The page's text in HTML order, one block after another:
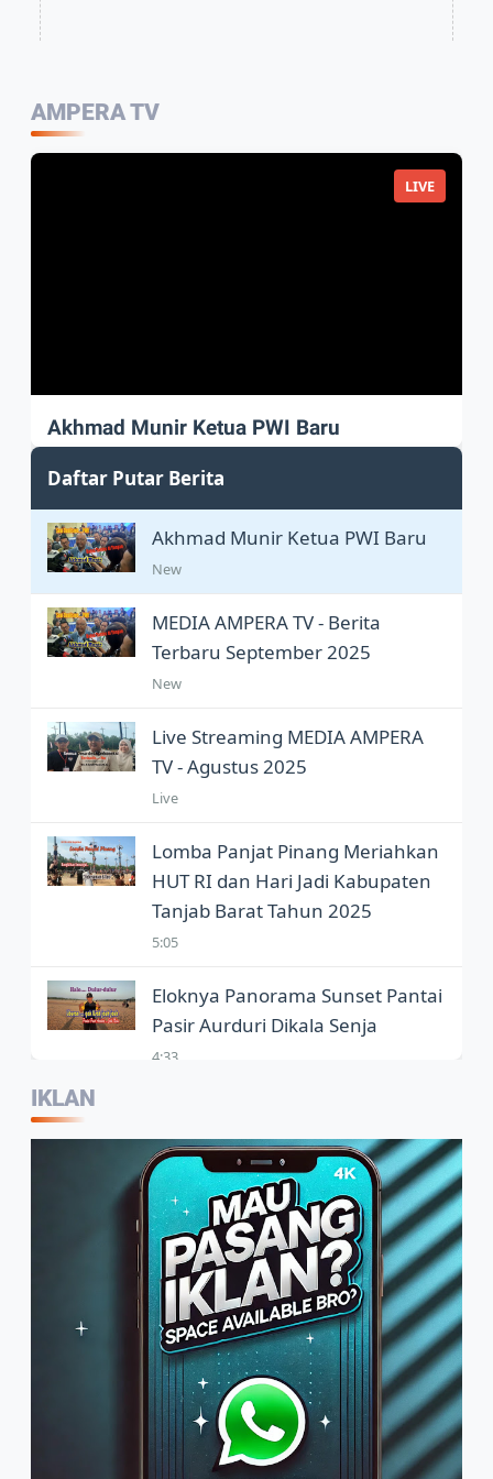
AMPERA TV
LIVE
Akhmad Munir Ketua PWI Baru
Akhmad Munir sah Pimpin PWI Pusat
Daftar Putar Berita
Akhmad Munir Ketua PWI Baru
New
MEDIA AMPERA TV - Berita
Terbaru September 2025
New
Live Streaming MEDIA AMPERA
TV - Agustus 2025
Live
Lomba Panjat Pinang Meriahkan
HUT RI dan Hari Jadi Kabupaten
Tanjab Barat Tahun 2025
5:05
Eloknya Panorama Sunset Pantai
Pasir Aurduri Dikala Senja
4:33
Wartawan Jadi Garda Terdepan
Penggunaan Bahasa Indonesia
2:07
Warga Sambut Baik Himbauan
Wali Kota Jambi Melaksanakan
GORO Massal Serentak
4:10
Arif Tetap Bertahan, Usaha
Rumahan Mengolah Air Nira Jadi
Gula Kelapa
IKLAN